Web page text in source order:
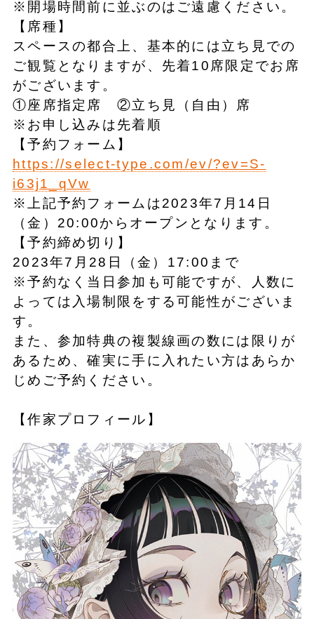
※開場時間前に並ぶのはご遠慮ください。
【席種】
スペースの都合上、基本的には立ち見での
ご観覧となりますが、先着10席限定でお席
がございます。
①座席指定席 ②立ち見（自由）席
※お申し込みは先着順
【予約フォーム】
https://select-type.com/ev/?ev=S-
i63j1_qVw
※上記予約フォームは2023年7月14日
（金）20:00からオープンとなります。
【予約締め切り】
2023年7月28日（金）17:00まで
※予約なく当日参加も可能ですが、人数に
よっては入場制限をする可能性がございま
す。
また、参加特典の複製線画の数には限りが
あるため、確実に手に入れたい方はあらか
じめご予約ください。
【作家プロフィール】